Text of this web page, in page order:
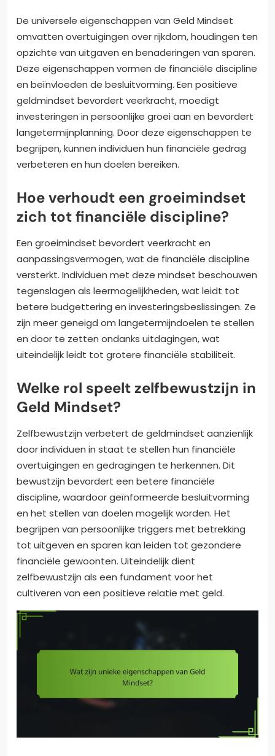
De universele eigenschappen van Geld Mindset
omvatten overtuigingen over rijkdom, houdingen ten
opzichte van uitgaven en benaderingen van sparen.
Deze eigenschappen vormen de financiële discipline
en beïnvloeden de besluitvorming. Een positieve
geldmindset bevordert veerkracht, moedigt
investeringen in persoonlijke groei aan en bevordert
langetermijnplanning. Door deze eigenschappen te
begrijpen, kunnen individuen hun financiële gedrag
verbeteren en hun doelen bereiken.
Hoe verhoudt een groeimindset
zich tot financiële discipline?
Een groeimindset bevordert veerkracht en
aanpassingsvermogen, wat de financiële discipline
versterkt. Individuen met deze mindset beschouwen
tegenslagen als leermogelijkheden, wat leidt tot
betere budgettering en investeringsbeslissingen. Ze
zijn meer geneigd om langetermijndoelen te stellen
en door te zetten ondanks uitdagingen, wat
uiteindelijk leidt tot grotere financiële stabiliteit.
Welke rol speelt zelfbewustzijn in
Geld Mindset?
Zelfbewustzijn verbetert de geldmindset aanzienlijk
door individuen in staat te stellen hun financiële
overtuigingen en gedragingen te herkennen. Dit
bewustzijn bevordert een betere financiële
discipline, waardoor geïnformeerde besluitvorming
en het stellen van doelen mogelijk worden. Het
begrijpen van persoonlijke triggers met betrekking
tot uitgeven en sparen kan leiden tot gezondere
financiële gewoonten. Uiteindelijk dient
zelfbewustzijn als een fundament voor het
cultiveren van een positieve relatie met geld.